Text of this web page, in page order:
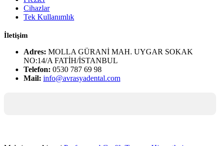
Cihazlar
Tek Kullanımlık
İletişim
Adres: MOLLA GÜRANİ MAH. UYGAR SOKAK
NO:14/A FATİH/İSTANBUL
Telefon: 0530 787 69 98
Mail: info@avrasyadental.com